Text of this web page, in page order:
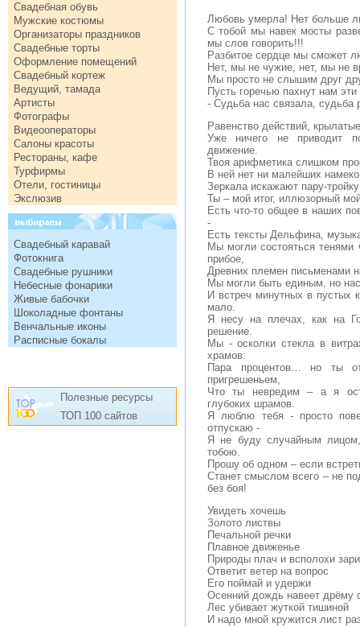
Свадебная обувь
Мужские костюмы
Организаторы праздников
Свадебные торты
Оформление помещений
Свадебный кортеж
Ведущий, тамада
Артисты
Фотографы
Видеооператоры
Салоны красоты
Рестораны, кафе
Турфирмы
Отели, гостиницы
Экслюзив
Свадебный каравай
Фотокнига
Свадебные рушники
Небесные фонарики
Живые бабочки
Шоколадные фонтаны
Венчальные иконы
Расписные бокалы
Полезные ресурсы
ТОП 100 сайтов
Любовь умерла! Нет больше
С тобой мы навек мосты
мы слов говорить!!!
Разбитое сердце мы сможет
Нет, мы не чужие, нет, мы не
Мы просто не слышим друг
Пусть горечью пахнут нам
- Судьба нас связала, судьба
Равенство действий,
Уже ничего не приводит
движение.
Твоя арифметика слишком
В ней нет ни малейших
Зеркала искажают пару-
Ты – мой итог, иллюзорный
Есть что-то общее в наших
-
Есть тексты Дельфина,
Мы могли состояться тенями
прибое,
Древних племен письменами
Мы могли быть единым, но
И встреч минутных в пустых
мало.
Я несу на плечах, как на
решение.
Мы - осколки стекла в
храмов:
Пара процентов… но ты
пригрешеньем,
Что ты невредим – а я
глубоких шрамов.
Я люблю тебя - просто
отпускаю -
Я не буду случайным
тобою.
Прошу об одном – если
Станет смыслом всего – не
без боя!
Увидеть хочешь
Золото листвы
Печальной речки
Плавное движенье
Природы плач и всполохи зари
Ответит ветер на вопрос
Его поймай и удержи
Осенний дождь навеет дрёму
Лес убивает жуткой тишиной
И надо мной кружится лист